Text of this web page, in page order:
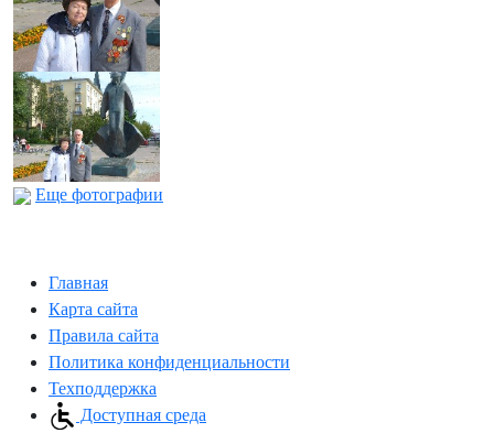
Еще фотографии
Главная
Карта сайта
Правила сайта
Политика конфиденциальности
Техподдержка
Доступная среда